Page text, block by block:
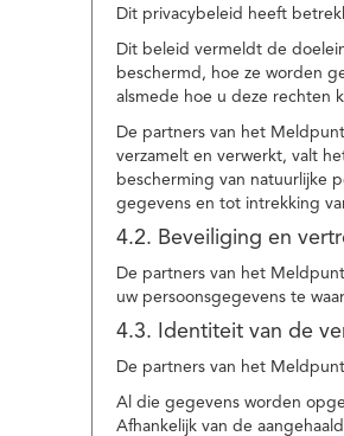
Dit privacybeleid heeft
Dit beleid vermeldt de
beschermd, hoe ze worden
alsmede hoe u deze rechten
De partners van het
verzamelt en verwerkt, valt
bescherming van natuurlijke
gegevens en tot intrekking
4.2. Beveiliging en
De partners van het
uw persoonsgegevens te
4.3. Identiteit van de
De partners van het
Al die gegevens worden
Afhankelijk van de